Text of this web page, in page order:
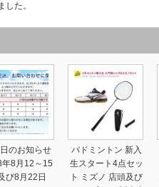
した。
のお知らせ
8月12～15
び8月22日
バドミントン 新入
生スタート4点セッ
ト ミズノ 店頭及び